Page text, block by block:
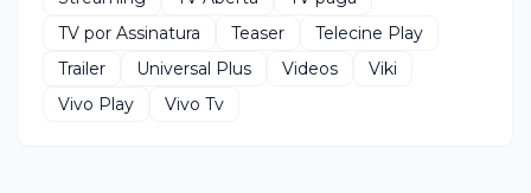
TV por Assinatura
Teaser
Telecine Play
Trailer
Universal Plus Videos
Viki
Vivo Play
Vivo Tv